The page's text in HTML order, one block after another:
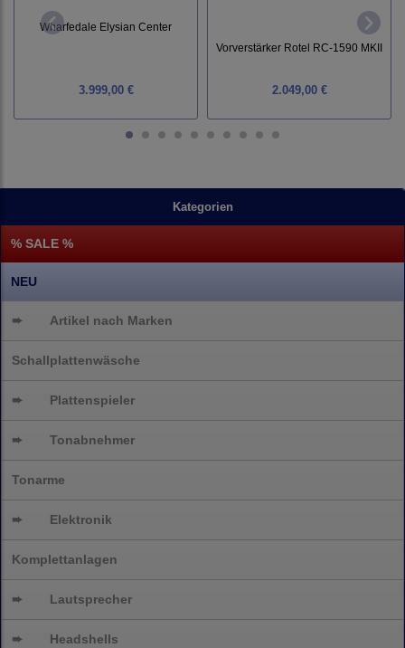
Kategorien
% SALE %
NEU
➨ Artikel nach Marken
Schallplattenwäsche
➨ Plattenspieler
➨ Tonabnehmer
Tonarme
➨ Elektronik
Komplettanlagen
➨ Lautsprecher
➨ Headshells
Wharfedale Elysian Center
3.999,00 €
Vorverstärker Rotel RC-1590 MKII
2.049,00 €